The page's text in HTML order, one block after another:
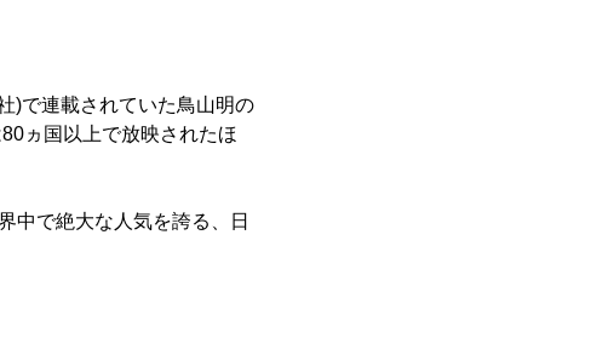
)で連載されていた鳥山明の
ヵ国以上で放映されたほ
中で絶大な人気を誇る、日